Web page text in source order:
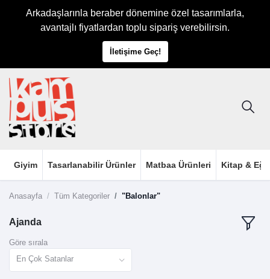
Arkadaşlarınla beraber dönemine özel tasarımlarla,
avantajlı fiyatlardan toplu sipariş verebilirsin.
İletişime Geç!
Giyim Tasarlanabilir Ürünler Matbaa Ürünleri Kitap &
Anasayfa Tüm Kategoriler "Balonlar"
Ajanda
Göre sırala
En Çok Satanlar